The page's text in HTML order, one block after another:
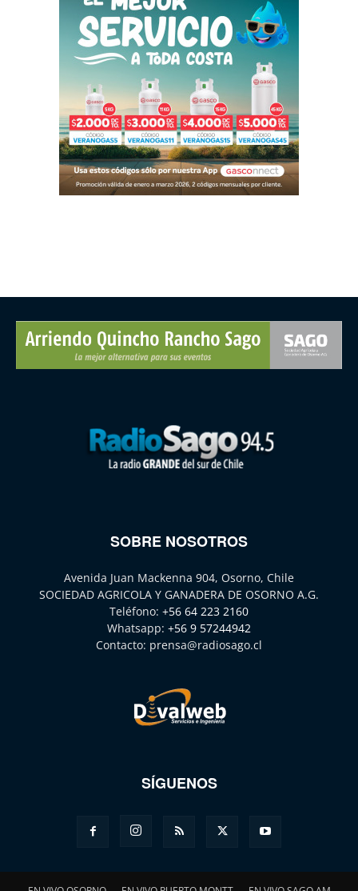
SOBRE NOSOTROS
Avenida Juan Mackenna 904, Osorno, Chile
SOCIEDAD AGRICOLA Y GANADERA DE OSORNO A.G.
Teléfono: +56 64 223 2160
Whatsapp: +56 9 57244942
Contacto: prensa@radiosago.cl
SÍGUENOS